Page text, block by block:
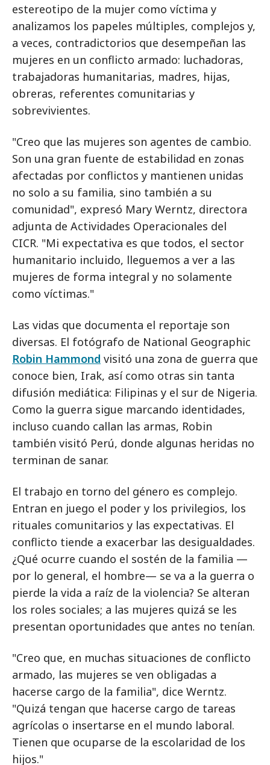
estereotipo de la mujer como víctima y
analizamos los papeles múltiples, complejos y,
a veces, contradictorios que desempeñan las
mujeres en un conflicto armado: luchadoras,
trabajadoras humanitarias, madres, hijas,
obreras, referentes comunitarias y
sobrevivientes.
"Creo que las mujeres son agentes de cambio.
Son una gran fuente de estabilidad en zonas
afectadas por conflictos y mantienen unidas
no solo a su familia, sino también a su
comunidad", expresó Mary Werntz, directora
adjunta de Actividades Operacionales del
CICR. "Mi expectativa es que todos, el sector
humanitario incluido, lleguemos a ver a las
mujeres de forma integral y no solamente
como víctimas."
Las vidas que documenta el reportaje son
diversas. El fotógrafo de National Geographic
Robin Hammond visitó una zona de guerra que
conoce bien, Irak, así como otras sin tanta
difusión mediática: Filipinas y el sur de Nigeria.
Como la guerra sigue marcando identidades,
incluso cuando callan las armas, Robin
también visitó Perú, donde algunas heridas no
terminan de sanar.
El trabajo en torno del género es complejo.
Entran en juego el poder y los privilegios, los
rituales comunitarios y las expectativas. El
conflicto tiende a exacerbar las desigualdades.
¿Qué ocurre cuando el sostén de la familia —
por lo general, el hombre— se va a la guerra o
pierde la vida a raíz de la violencia? Se alteran
los roles sociales; a las mujeres quizá se les
presentan oportunidades que antes no tenían.
"Creo que, en muchas situaciones de conflicto
armado, las mujeres se ven obligadas a
hacerse cargo de la familia", dice Werntz.
"Quizá tengan que hacerse cargo de tareas
agrícolas o insertarse en el mundo laboral.
Tienen que ocuparse de la escolaridad de los
hijos."